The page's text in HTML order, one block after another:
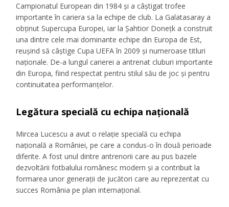
Campionatul European din 1984 și a câștigat trofee
importante în cariera sa la echipe de club. La Galatasaray a
obținut Supercupa Europei, iar la Șahtior Donețk a construit
una dintre cele mai dominante echipe din Europa de Est,
reușind să câștige Cupa UEFA în 2009 și numeroase titluri
naționale. De-a lungul carierei a antrenat cluburi importante
din Europa, fiind respectat pentru stilul său de joc și pentru
continuitatea performanțelor.
Legătura specială cu echipa națională
Mircea Lucescu a avut o relație specială cu echipa
națională a României, pe care a condus-o în două perioade
diferite. A fost unul dintre antrenorii care au pus bazele
dezvoltării fotbalului românesc modern și a contribuit la
formarea unor generații de jucători care au reprezentat cu
succes România pe plan internațional.